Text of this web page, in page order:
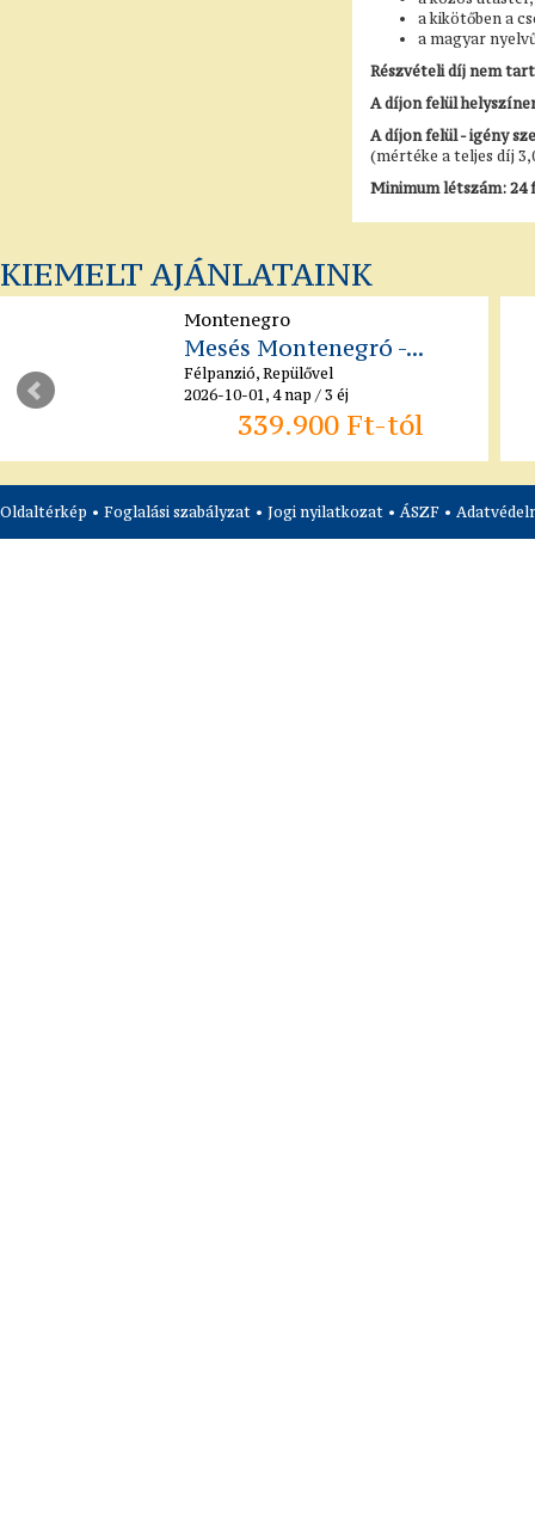
a kikötőben a
a magyar
Részvételi díj nem
A díjon felül
A díjon felül - igény
(mértéke a teljes díj
Minimum létszám: 24
KIEMELT AJÁNLATAINK
Montenegro
Mesés Montenegró -...
Félpanzió, Repülővel
2026-10-01, 4 nap / 3 éj
339.900 Ft-tól
Oldaltérkép • Foglalási szabályzat • Jogi nyilatkozat • ÁSZF •